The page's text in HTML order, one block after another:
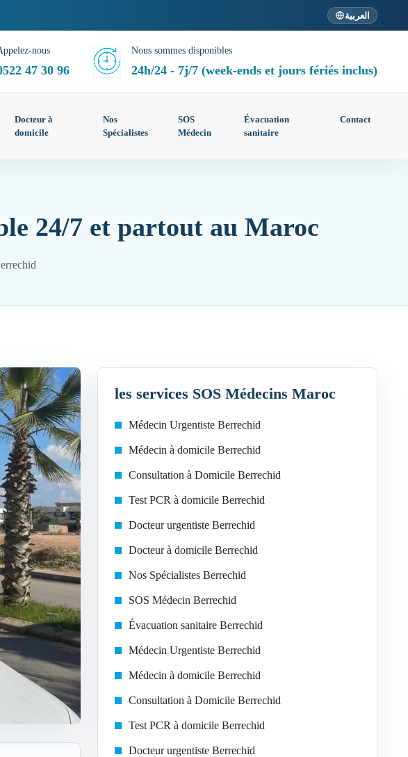
العربية
nous
47 30 96
Nous sommes disponibles
24h/24 - 7j/7 (week-ends et jours fériés inclus)
Docteur à
domicile
Nos
Spécialistes
SOS
Médecin
Évacuation
sanitaire
Contact
24/7 et partout au Maroc
les services SOS Médecins Maroc
Médecin Urgentiste Berrechid
Médecin à domicile Berrechid
Consultation à Domicile Berrechid
Test PCR à domicile Berrechid
Docteur urgentiste Berrechid
Docteur à domicile Berrechid
Nos Spécialistes Berrechid
SOS Médecin Berrechid
Évacuation sanitaire Berrechid
Médecin Urgentiste Berrechid
Médecin à domicile Berrechid
Consultation à Domicile Berrechid
Test PCR à domicile Berrechid
Docteur urgentiste Berrechid